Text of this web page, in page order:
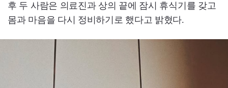
후 두 사람은 의료진과 상의 끝에 잠시 휴식기를 갖고
몸과 마음을 다시 정비하기로 했다고 밝혔다.